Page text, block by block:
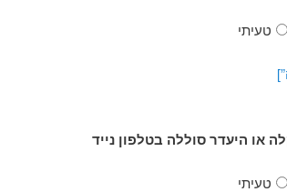
טעיתי
או היעדר סוללה בטלפון נייד
טעיתי